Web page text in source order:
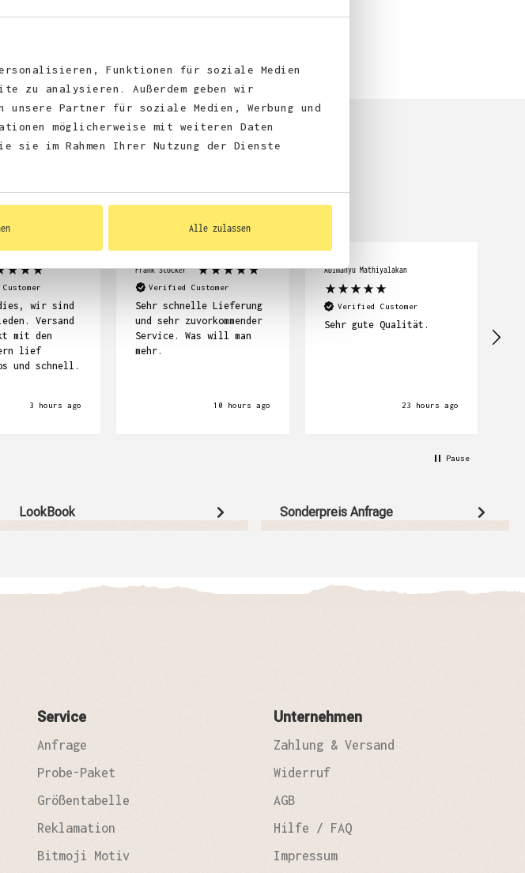
Funktionen für soziale Medien
zu analysieren. Außerdem geben wir
unsere Partner für soziale Medien, Werbung und
möglicherweise mit weiteren Daten
sie im Rahmen Ihrer Nutzung der Dienste
Alle zulassen
🫶
wir sind
Versand
mit den
lief
und schnell.
3 hours ago
Frank Stöcker
Verified Customer
Sehr schnelle Lieferung
und sehr zuvorkommender
Service. Was will man
mehr.
10 hours ago
Abimanyu Mathiyalakan
Verified Customer
Sehr gute Qualität.
23 hours ago
Pause
LookBook Sonderpreis Anfrage
Service
Anfrage
Probe-Paket
Größentabelle
Reklamation
Bitmoji Motiv
Unternehmen
Zahlung & Versand
Widerruf
AGB
Hilfe / FAQ
Impressum